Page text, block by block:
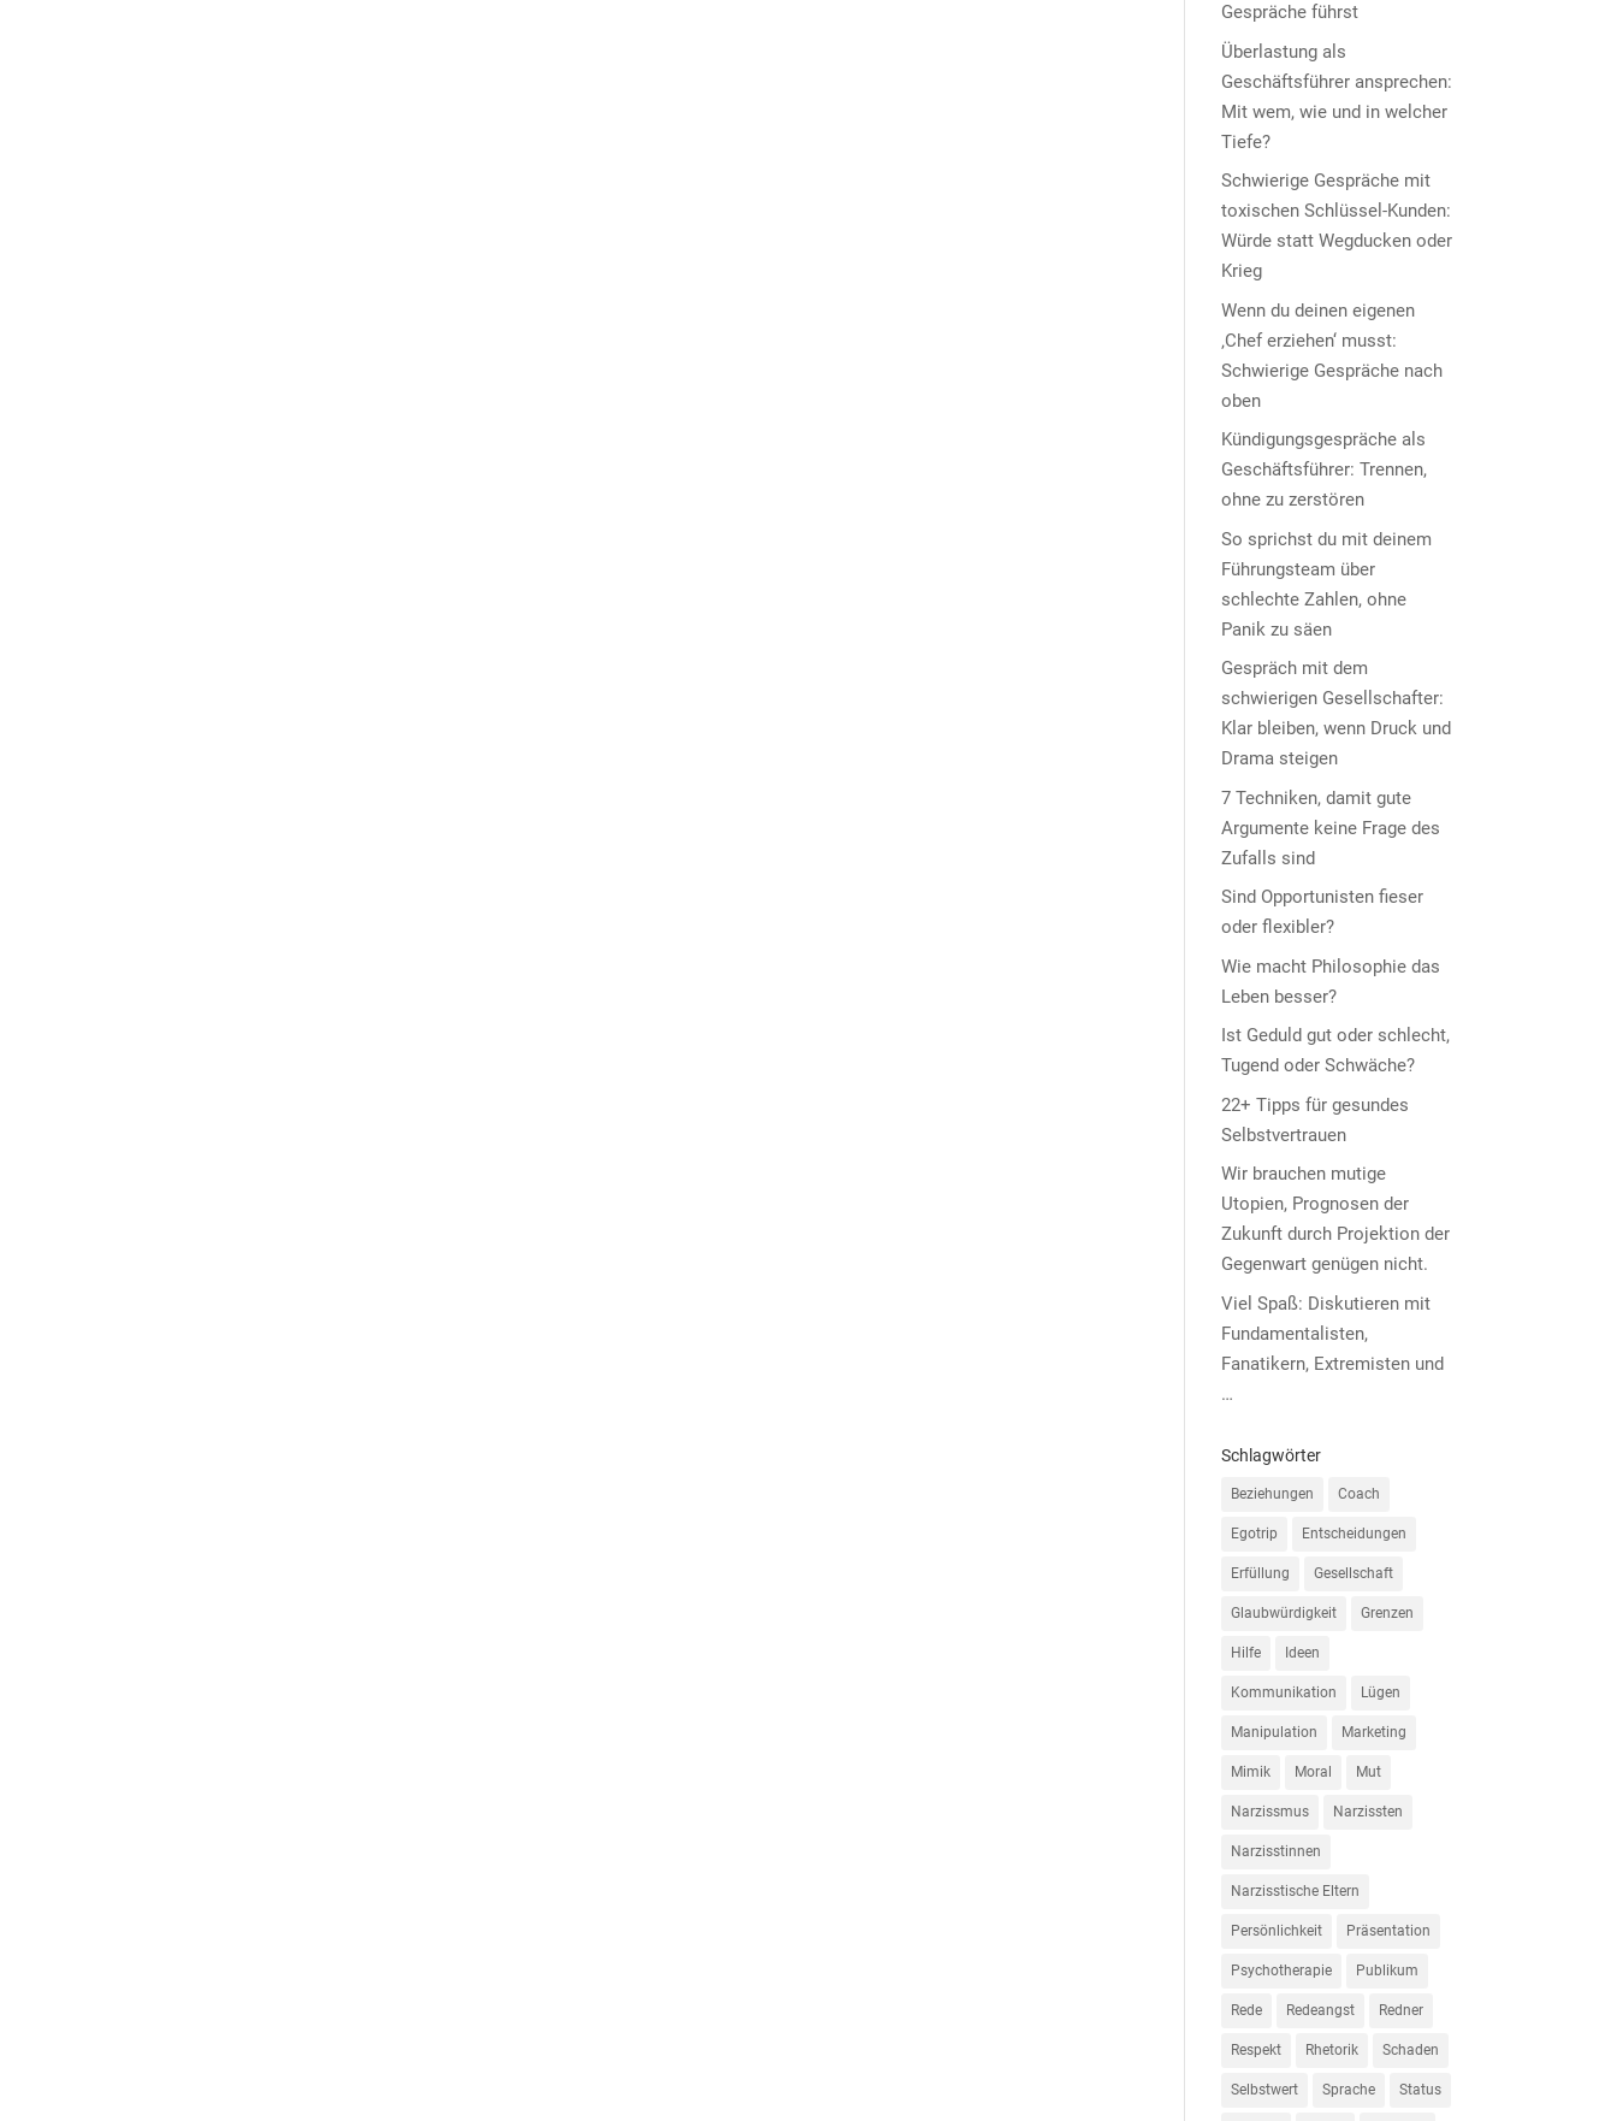
Gespräche führst
Überlastung als
Geschäftsführer ansprechen:
Mit wem, wie und in welcher
Tiefe?
Schwierige Gespräche mit
toxischen Schlüssel-Kunden:
Würde statt Wegducken oder
Krieg
Wenn du deinen eigenen
‚Chef erziehen‘ musst:
Schwierige Gespräche nach
oben
Kündigungsgespräche als
Geschäftsführer: Trennen,
ohne zu zerstören
So sprichst du mit deinem
Führungsteam über
schlechte Zahlen, ohne
Panik zu säen
Gespräch mit dem
schwierigen Gesellschafter:
Klar bleiben, wenn Druck und
Drama steigen
7 Techniken, damit gute
Argumente keine Frage des
Zufalls sind
Sind Opportunisten fieser
oder flexibler?
Wie macht Philosophie das
Leben besser?
Ist Geduld gut oder schlecht,
Tugend oder Schwäche?
22+ Tipps für gesundes
Selbstvertrauen
Wir brauchen mutige
Utopien, Prognosen der
Zukunft durch Projektion der
Gegenwart genügen nicht.
Viel Spaß: Diskutieren mit
Fundamentalisten,
Fanatikern, Extremisten und
…
Schlagwörter
Beziehungen Coach
Egotrip Entscheidungen
Erfüllung Gesellschaft
Glaubwürdigkeit Grenzen
Hilfe Ideen
Kommunikation Lügen
Manipulation Marketing
Mimik Moral Mut
Narzissmus Narzissten
Narzisstinnen
Narzisstische Eltern
Persönlichkeit Präsentation
Psychotherapie Publikum
Rede Redeangst Redner
Respekt Rhetorik Schaden
Selbstwert Sprache Status